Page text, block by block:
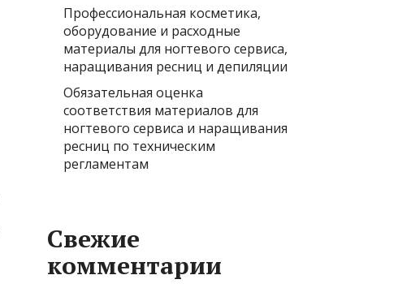
Профессиональная косметика,
оборудование и расходные
материалы для ногтевого сервиса,
наращивания ресниц и депиляции
Обязательная оценка
соответствия материалов для
ногтевого сервиса и наращивания
ресниц по техническим
регламентам
Свежие
комментарии